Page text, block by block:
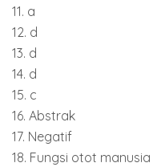
11. a
12. d
13. d
14. d
15. c
16. Abstrak
17. Negatif
18. Fungsi otot manusia